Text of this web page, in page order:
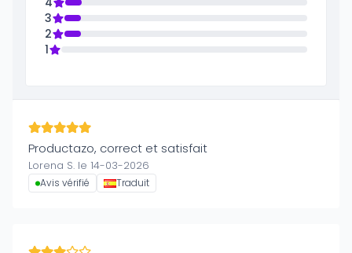
3
2
1
Productazo, correct et satisfait
Lorena S. le 14-03-2026
Avis vérifié Traduit